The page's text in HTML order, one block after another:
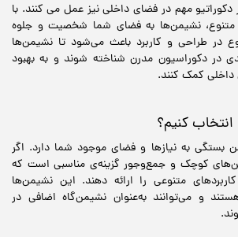
مهم در فضای داخلی نیز عمل می کنند. با
نشیمن‌ها به فضای شما شخصیت و جلوه
در طراحی و کاربرد باعث می‌شود تا نشیمن‌ها
در دکوراسیون مدرن شناخته شوند و به بهبود
داخلی کمک کنند.
کنیم؟
بستگی به نیازها و فضای موجود شما دارد. اگر
کوچک و جمع‌وجور گزینه‌ی مناسبی است که
متنوعی را ارائه دهند. این نشیمن‌ها
و می‌توانند به‌عنوان نشیمن‌گاه اضافی در